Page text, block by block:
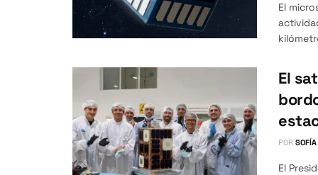
El
El
POR
El